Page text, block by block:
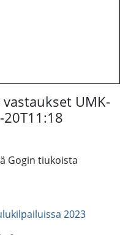
UMK-
Gogin tiukoista
2023